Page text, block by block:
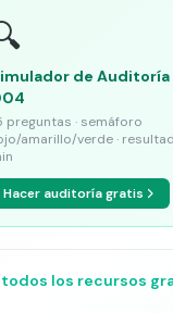
de Auditoría
preguntas · semáforo
amarillo/verde ·
Hacer auditoría gratis
todos los recursos